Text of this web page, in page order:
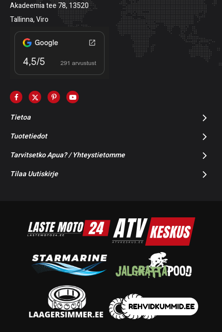
Akadeemia tee 78, 13520
Tallinna, Viro
Tietoa
Tuotetiedot
Tarvitsetko Apua? / Yhteystietomme
Tilaa Uutiskirje